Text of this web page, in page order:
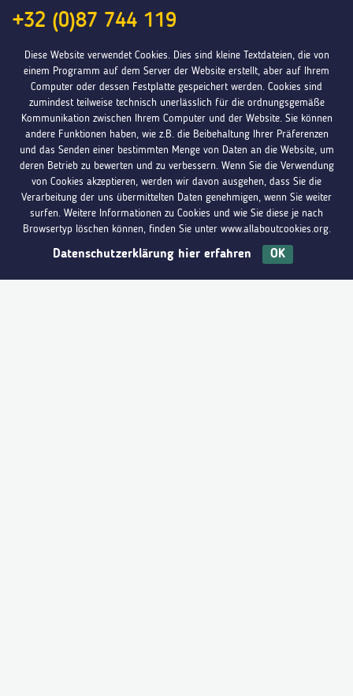
+32 (0)87 744 119
eupen@jugendinfo.be
Öffnungszeiten: Di. – Do. von 11 bis 17 Uhr
Beratungen können jedoch auf Termin auch außerhalb
dieser Zeiten stattfinden.
Jugendinfo Sankt-Vith
Vennbahnstraße 4/5, B-4780 St.Vith
Du hast Fragen?Melde dich bei uns
Diese Website verwendet Cookies. Dies sind kleine Textdateien, die von
einem Programm auf dem Server der Website erstellt, aber auf Ihrem
Computer oder dessen Festplatte gespeichert werden. Cookies sind
zumindest teilweise technisch unerlässlich für die ordnungsgemäße
Kommunikation zwischen Ihrem Computer und der Website. Sie können
andere Funktionen haben, wie z.B. die Beibehaltung Ihrer Präferenzen
und das Senden einer bestimmten Menge von Daten an die Website, um
deren Betrieb zu bewerten und zu verbessern. Wenn Sie die Verwendung
von Cookies akzeptieren, werden wir davon ausgehen, dass Sie die
Verarbeitung der uns übermittelten Daten genehmigen, wenn Sie weiter
surfen. Weitere Informationen zu Cookies und wie Sie diese je nach
Browsertyp löschen können, finden Sie unter www.allaboutcookies.org.
Datenschutzerklärung hier erfahren OK